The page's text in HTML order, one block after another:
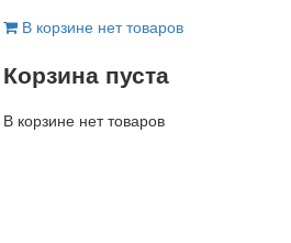
В корзине нет товаров
Корзина пуста
В корзине нет товаров